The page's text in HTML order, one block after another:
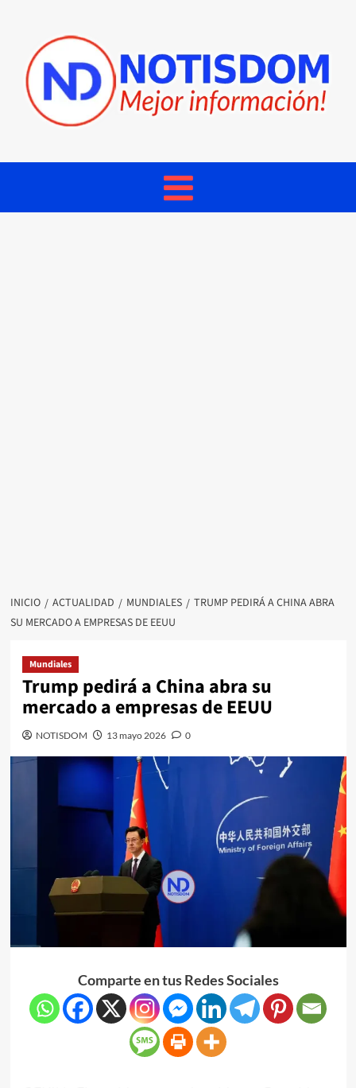
INICIO ACTUALIDAD MUNDIALES
TRUMP PEDIRÁ A CHINA ABRA
SU MERCADO A EMPRESAS DE EEUU
Mundiales
Trump pedirá a China abra su
mercado a empresas de EEUU
NOTISDOM 13 mayo 2026 0
Comparte en tus Redes Sociales